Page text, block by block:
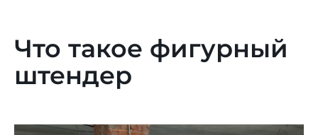
Что такое фигурный
штендер